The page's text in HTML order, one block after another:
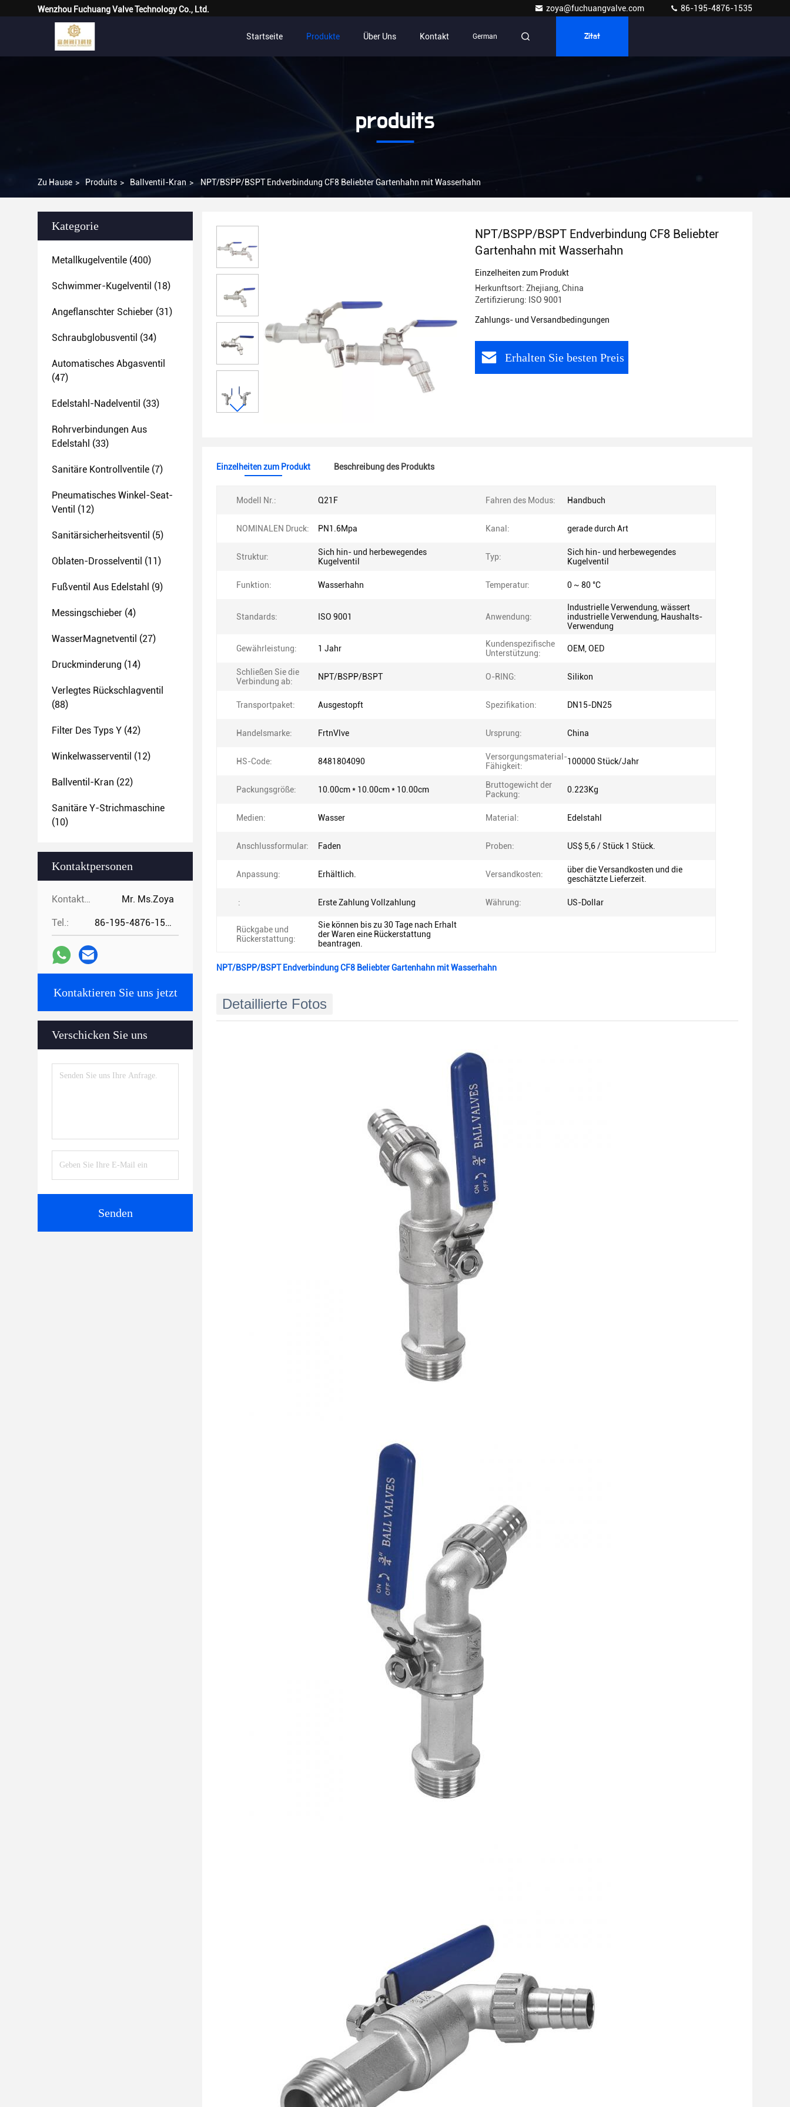
Wenzhou Fuchuang Valve Technology Co., Ltd. zoya@fuchuangvalve.com 86-195-4876-1535
Startseite Produkte Über Uns Kontakt German Zitat
produits
Zu Hause > Produits > Ballventil-Kran > NPT/BSPP/BSPT Endverbindung CF8 Beliebter Gartenhahn mit Wasserhahn
Kategorie
Metallkugelventile (400)
Schwimmer-Kugelventil (18)
Angeflanschter Schieber (31)
Schraubglobusventil (34)
Automatisches Abgasventil
(47)
Edelstahl-Nadelventil (33)
Rohrverbindungen Aus
Edelstahl (33)
Sanitäre Kontrollventile (7)
Pneumatisches Winkel-Seat-
Ventil (12)
Sanitärsicherheitsventil (5)
Oblaten-Drosselventil (11)
Fußventil Aus Edelstahl (9)
Messingschieber (4)
WasserMagnetventil (27)
Druckminderung (14)
Verlegtes Rückschlagventil
(88)
Filter Des Typs Y (42)
Winkelwasserventil (12)
Ballventil-Kran (22)
Sanitäre Y-Strichmaschine
(10)
Kontaktpersonen
Kontaktpersonen: Mr. Ms.Zoya
Tel.: 86-195-4876-1535
Kontaktieren Sie uns jetzt
Verschicken Sie uns
Senden
NPT/BSPP/BSPT Endverbindung CF8 Beliebter
Gartenhahn mit Wasserhahn
Einzelheiten zum Produkt
Herkunftsort: Zhejiang, China
Zertifizierung: ISO 9001
Zahlungs- und Versandbedingungen
Erhalten Sie besten Preis
Einzelheiten zum Produkt Beschreibung des Produkts
Modell Nr.: Q21F Fahren des Modus: Handbuch
NOMINALEN Druck: PN1.6Mpa Kanal: gerade durch Art
Struktur:
Sich hin- und herbewegendes
Kugelventil
Typ:
Sich hin- und herbewegendes
Kugelventil
Funktion: Wasserhahn Temperatur: 0 ~ 80 °C
Standards: ISO 9001 Anwendung:
Industrielle Verwendung, wässert
industrielle Verwendung, Haushalts-
Verwendung
Gewährleistung: 1 Jahr
Kundenspezifische
Unterstützung:
OEM, OED
Schließen Sie die
Verbindung ab:
NPT/BSPP/BSPT O-RING: Silikon
Transportpaket: Ausgestopft Spezifikation: DN15-DN25
Handelsmarke: FrtnVlve Ursprung: China
HS-Code: 8481804090
Versorgungsmaterial-
Fähigkeit:
100000 Stück/Jahr
Packungsgröße: 10.00cm * 10.00cm * 10.00cm
Bruttogewicht der
Packung:
0.223Kg
Medien: Wasser Material: Edelstahl
Anschlussformular: Faden Proben: US$ 5,6 / Stück 1 Stück.
Anpassung: Erhältlich. Versandkosten:
über die Versandkosten und die
geschätzte Lieferzeit.
: Erste Zahlung Vollzahlung Währung: US-Dollar
Rückgabe und
Rückerstattung:
Sie können bis zu 30 Tage nach Erhalt
der Waren eine Rückerstattung
beantragen.
NPT/BSPP/BSPT Endverbindung CF8 Beliebter Gartenhahn mit Wasserhahn
Detaillierte Fotos